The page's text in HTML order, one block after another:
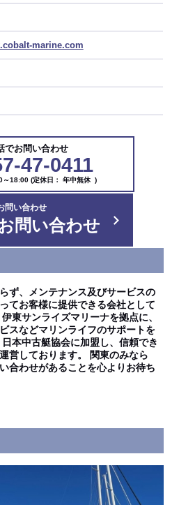
marine.com
でお問い合わせ
47-0411
～18:00 (定休日： 年中無休 )
問い合わせ
問い合わせ
ず、メンテナンス及びサービスの
てお客様に提供できる会社として
東サンライズマリーナを拠点に、
スなどマリンライフのサポートを
本中古艇協会に加盟し、信頼でき
営しております。 関東のみなら
合わせがあることを心よりお待ち